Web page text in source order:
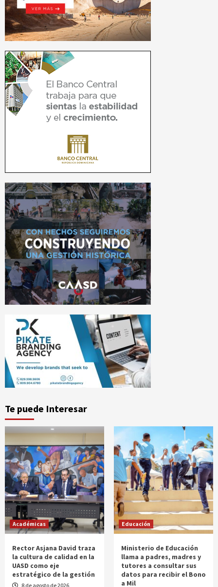
Te puede Interesar
Académicas
Rector Asjana David traza
la cultura de calidad en la
UASD como eje
estratégico de la gestión
8 de agosto de 2026
Educación
Ministerio de Educación
llama a padres, madres y
tutores a consultar sus
datos para recibir el Bono
a Mil